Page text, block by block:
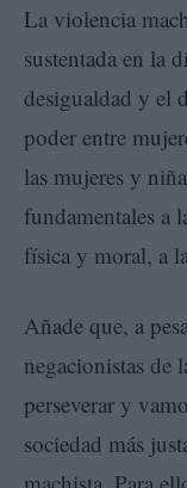
La violencia
sustentada en la
desigualdad y el
poder entre
las mujeres y
fundamentales a
física y moral, a
Añade que, a
negacionistas de
perseverar y
sociedad más